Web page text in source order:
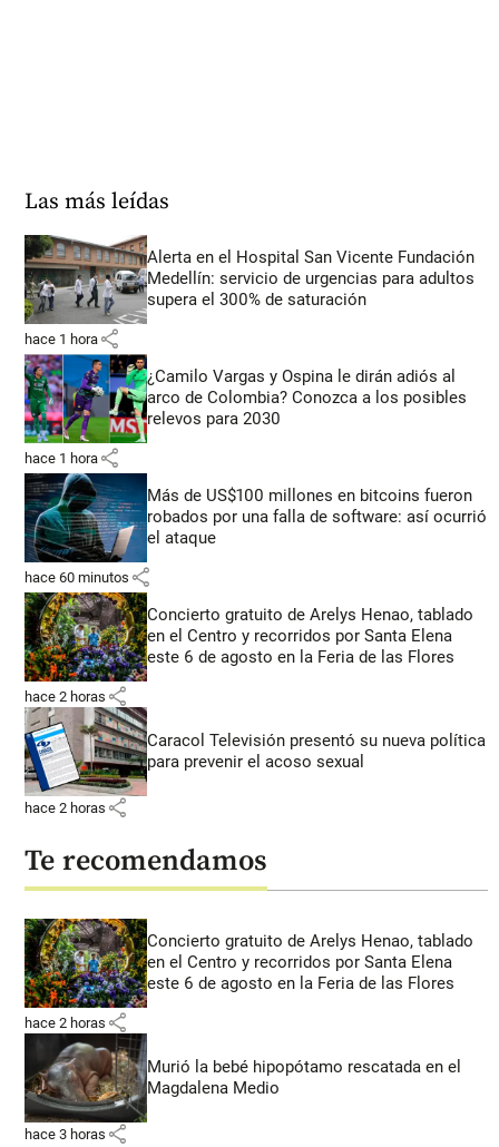
Las más leídas
Alerta en el Hospital San Vicente Fundación
Medellín: servicio de urgencias para adultos
supera el 300% de saturación
hace 1 hora share
¿Camilo Vargas y Ospina le dirán adiós al
arco de Colombia? Conozca a los posibles
relevos para 2030
hace 1 hora share
Más de US$100 millones en bitcoins fueron
robados por una falla de software: así ocurrió
el ataque
hace 60 minutos share
Concierto gratuito de Arelys Henao, tablado
en el Centro y recorridos por Santa Elena
este 6 de agosto en la Feria de las Flores
hace 2 horas share
Caracol Televisión presentó su nueva política
para prevenir el acoso sexual
hace 2 horas share
Te recomendamos
Concierto gratuito de Arelys Henao, tablado
en el Centro y recorridos por Santa Elena
este 6 de agosto en la Feria de las Flores
hace 2 horas share
Murió la bebé hipopótamo rescatada en el
Magdalena Medio
hace 3 horas share